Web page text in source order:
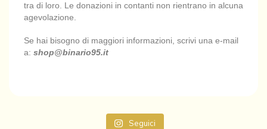
tra di loro. Le donazioni in contanti non rientrano in alcuna
agevolazione.
Se hai bisogno di maggiori informazioni, scrivi una e-mail
a: shop@binario95.it
Seguici